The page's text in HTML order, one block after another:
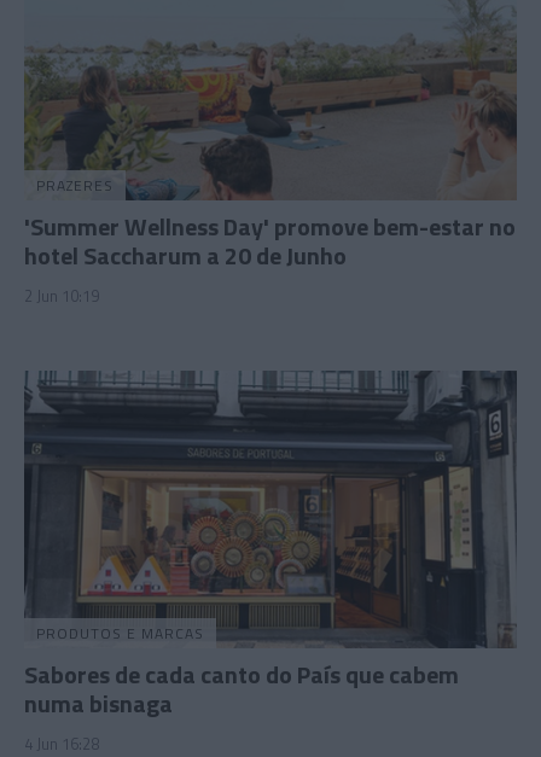
PRAZERES
'Summer Wellness Day' promove bem-estar no
hotel Saccharum a 20 de Junho
2 Jun 10:19
PRODUTOS E MARCAS
Sabores de cada canto do País que cabem
numa bisnaga
4 Jun 16:28